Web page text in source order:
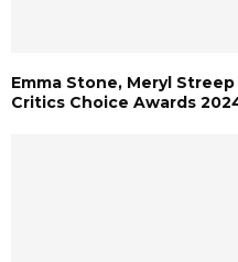
Emma Stone, Meryl
Critics Choice Awards